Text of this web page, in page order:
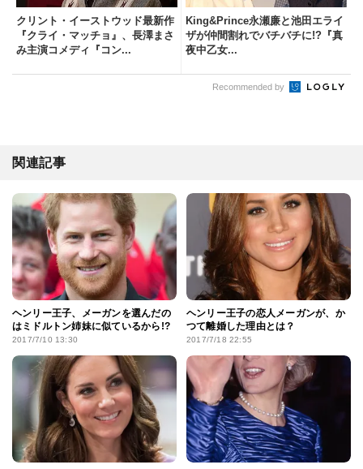
クリント・イーストウッド最新作
『クライ・マッチョ』、長澤まさ
み主演コメディ『コン...
King&Prince永瀬廉と池田エライ
ザが仲間割れでバチバチに!?『真
夜中乙女...
Recommended by
関連記事
ヘンリー王子、メーガンを選んだの
はミドルトン姉妹に似ているから!?
2017/7/10 13:30
ヘンリー王子の恋人メーガンが、か
つて離婚した理由とは？
2017/7/18 22:55